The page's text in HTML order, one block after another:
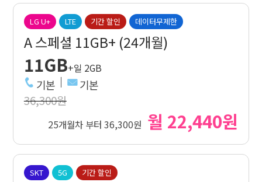
LG U+ LTE 기간 할인 데이터무제한
A 스페셜 11GB+ (24개월)
11GB+일 2GB
기본 기본
36,300원
25개월차 부터 36,300원 월 22,440원
SKT 5G 기간 할인